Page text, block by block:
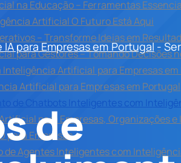
na Educação – Ferramentas
Artificial O Futuro Está Aqui
– Transforme Ideias em
para Gestores – Tomando Decisões
Artificial para Empresas
Artificial para Empresas em Portugal
de Chatbots Inteligentes com
para Empresas, Organizações
para Empresas
de Agentes Inteligentes com
para Empresas em Portugal-
de